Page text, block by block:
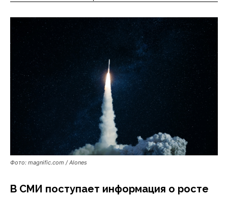
Фото: magnific.com / Alones
В СМИ поступает информация о росте